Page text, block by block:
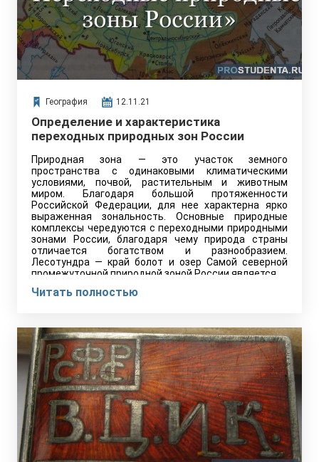
География 12.11.21
Определение и характеристика
переходных природных зон России
Природная зона — это участок земного
пространства с одинаковыми климатическими
условиями, почвой, растительным и животным
миром. Благодаря большой протяженности
Российской Федерации, для нее характерна ярко
выраженная зональность. Основные природные
комплексы чередуются с переходными природными
зонами России, благодаря чему природа страны
отличается богатством и разнообразием.
Лесотундра — край болот и озер Самой северной
промежуточной природной зоной России является…
Читать полностью